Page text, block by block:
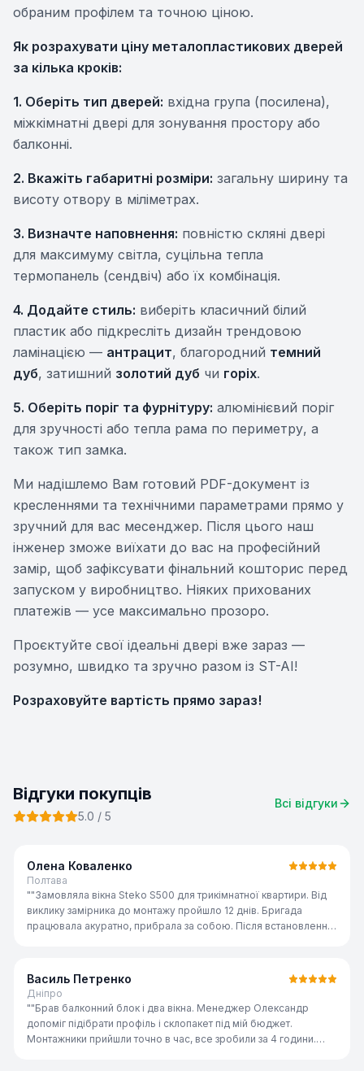
обраним профілем та точною ціною.
Як розрахувати ціну металопластикових дверей
за кілька кроків:
1. Оберіть тип дверей: вхідна група (посилена),
міжкімнатні двері для зонування простору або
балконні.
2. Вкажіть габаритні розміри: загальну ширину та
висоту отвору в міліметрах.
3. Визначте наповнення: повністю скляні двері
для максимуму світла, суцільна тепла
термопанель (сендвіч) або їх комбінація.
4. Додайте стиль: виберіть класичний білий
пластик або підкресліть дизайн трендовою
ламінацією — антрацит, благородний темний
дуб, затишний золотий дуб чи горіх.
5. Оберіть поріг та фурнітуру: алюмінієвий поріг
для зручності або тепла рама по периметру, а
також тип замка.
Ми надішлемо Вам готовий PDF-документ із
кресленнями та технічними параметрами прямо у
зручний для вас месенджер. Після цього наш
інженер зможе виїхати до вас на професійний
замір, щоб зафіксувати фінальний кошторис перед
запуском у виробництво. Ніяких прихованих
платежів — усе максимально прозоро.
Проєктуйте свої ідеальні двері вже зараз —
розумно, швидко та зручно разом із ST-AI!
Розраховуйте вартість прямо зараз!
Відгуки покупців
5.0 / 5
Всі відгуки
Олена Коваленко
Полтава
""Замовляла вікна Steko S500 для трикімнатної квартири. Від
виклику замірника до монтажу пройшло 12 днів. Бригада
працювала акуратно, прибрала за собою. Після встановлення
Василь Петренко
Дніпро
""Брав балконний блок і два вікна. Менеджер Олександр
допоміг підібрати профіль і склопакет під мій бюджет.
Монтажники прийшли точно в час, все зробили за 4 години.